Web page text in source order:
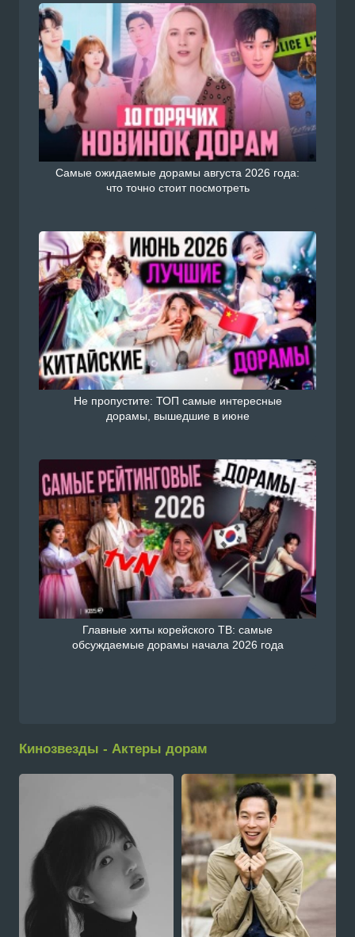
Самые ожидаемые дорамы августа 2026 года:
что точно стоит посмотреть
Не пропустите: ТОП самые интересные
дорамы, вышедшие в июне
Главные хиты корейского ТВ: самые
обсуждаемые дорамы начала 2026 года
Кинозвезды - Актеры дорам